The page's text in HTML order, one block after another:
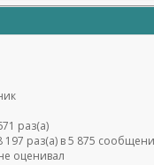
раз(а)
раз(а) в 5 875
оценивал